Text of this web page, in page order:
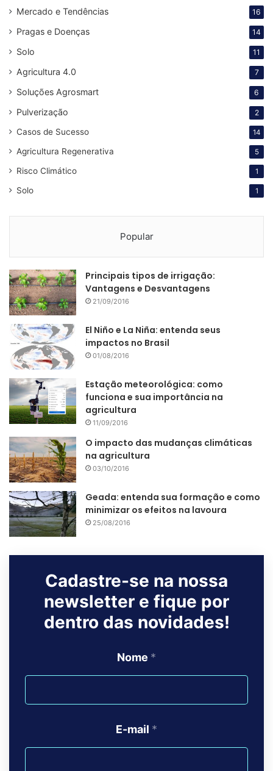
Mercado e Tendências 16
Pragas e Doenças 14
Solo 11
Agricultura 4.0 7
Soluções Agrosmart 6
Pulverização 2
Casos de Sucesso 14
Agricultura Regenerativa 5
Risco Climático 1
Solo 1
Popular
Principais tipos de irrigação:
Vantagens e Desvantagens
21/09/2016
El Niño e La Niña: entenda seus
impactos no Brasil
01/08/2016
Estação meteorológica: como
funciona e sua importância na
agricultura
11/09/2016
O impacto das mudanças climáticas
na agricultura
03/10/2016
Geada: entenda sua formação e como
minimizar os efeitos na lavoura
25/08/2016
Cadastre-se na nossa
newsletter e fique por
dentro das novidades!
Nome *
E-mail *